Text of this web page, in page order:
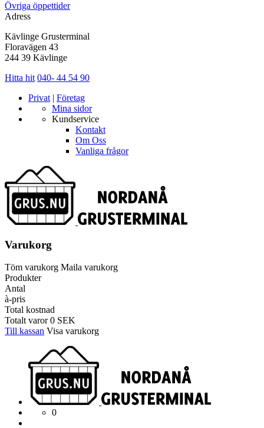
Övriga öppettider
Adress
Kävlinge Grusterminal
Floravägen 43
244 39 Kävlinge
Hitta hit 040- 44 54 90
Privat | Företag
Mina sidor
Kundservice
Kontakt
Om Oss
Vanliga frågor
Varukorg
Töm varukorg Maila varukorg
Produkter
Antal
à-pris
Total kostnad
Totalt varor0 SEK
Till kassan Visa varukorg
0